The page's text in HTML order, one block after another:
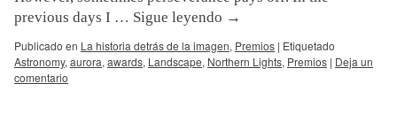
previous days I … Sigue leyendo →
Publicado en La historia detrás de la imagen, Premios | Etiquetado
Astronomy, aurora, awards, Landscape, Northern Lights, Premios | Deja un
comentario